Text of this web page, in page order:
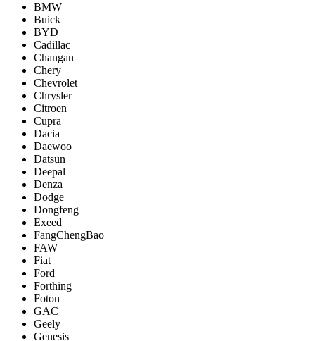
BMW
Buick
BYD
Cadillac
Changan
Chery
Chevrolet
Chrysler
Citroen
Cupra
Dacia
Daewoo
Datsun
Deepal
Denza
Dodge
Dongfeng
Exeed
FangChengBao
FAW
Fiat
Ford
Forthing
Foton
GAC
Geely
Genesis